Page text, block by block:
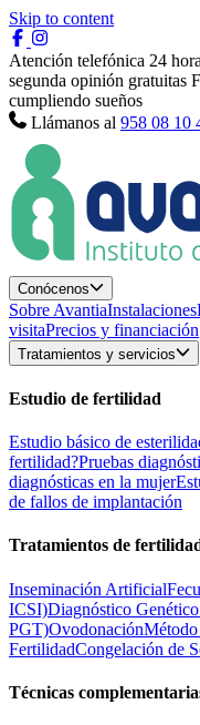
Skip to content
Atención telefónica 24
segunda opinión gratuitas
cumpliendo sueños
Llámanos al 958 08 10
Conócenos
Sobre AvantiaInstalaciones
visitaPrecios y financiación
Tratamientos y servicios
Estudio de fertilidad
Estudio básico de
fertilidad?Pruebas
diagnósticas en la mujer
de fallos de implantación
Tratamientos de
Inseminación Artificial
ICSI)Diagnóstico
PGT)Ovodonación
FertilidadCongelación de
Técnicas